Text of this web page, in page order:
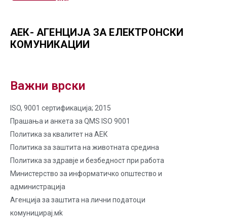
АЕК- АГЕНЦИЈА ЗА ЕЛЕКТРОНСКИ
КОМУНИКАЦИИ
Важни врски
ISO, 9001 сертификација; 2015
Прашања и анкета за QMS ISO 9001
Политика за квалитет на AЕК
Политика за заштита на животната средина
Политика за здравје и безбедност при работа
Министерство за информатичко општество и
администрација
Агенција за заштита на лични податоци
комуницирај.мk